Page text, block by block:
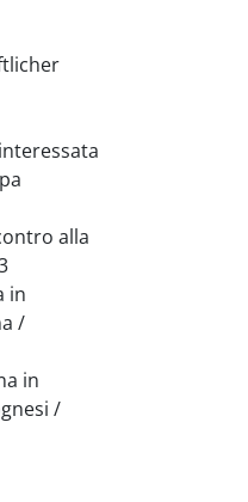
alla
in
/
in
/